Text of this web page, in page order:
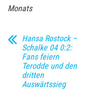
Monats
Hansa Rostock –
Schalke 04 0:2:
Fans feiern
Terodde und den
dritten
Auswärtssieg